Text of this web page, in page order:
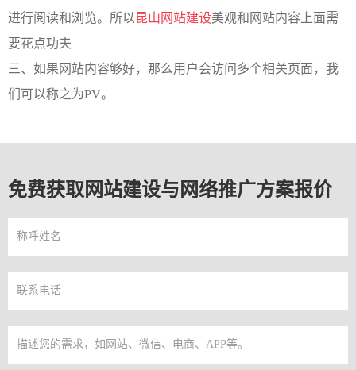
进行阅读和浏览。所以 昆山网站建设美观和网站内容上面需
要花点功夫
三、如果网站内容够好，那么用户会访问多个相关页面，我
们可以称之为PV。
免费获取网站建设与网络推广方案报价